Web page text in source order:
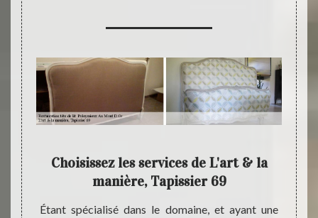
votre
Choisissez les services de L'art & la
manière, Tapissier 69
Étant spécialisé dans le domaine, et ayant une
La